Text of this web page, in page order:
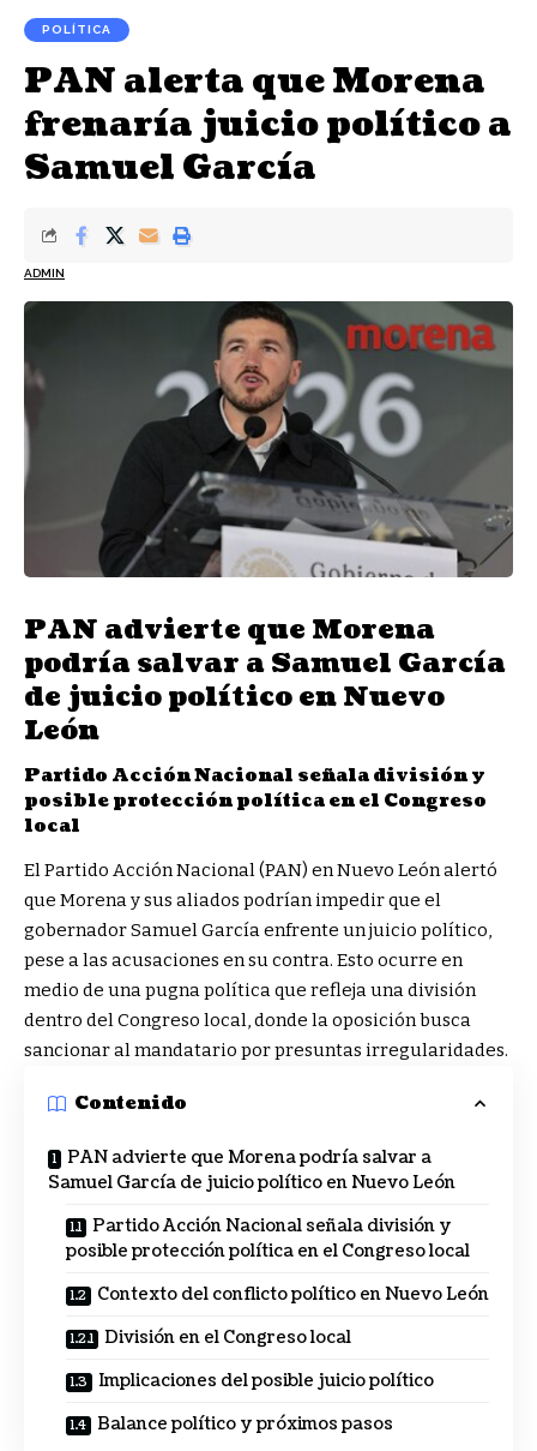
POLÍTICA
PAN alerta que Morena
frenaría juicio político a
Samuel García
ADMIN
PAN advierte que Morena
podría salvar a Samuel García
de juicio político en Nuevo
León
Partido Acción Nacional señala división y
posible protección política en el Congreso
local
El Partido Acción Nacional (PAN) en Nuevo León alertó
que Morena y sus aliados podrían impedir que el
gobernador Samuel García enfrente un juicio político,
pese a las acusaciones en su contra. Esto ocurre en
medio de una pugna política que refleja una división
dentro del Congreso local, donde la oposición busca
sancionar al mandatario por presuntas irregularidades.
Contenido
PAN advierte que Morena podría salvar a
Samuel García de juicio político en Nuevo León
Partido Acción Nacional señala división y
posible protección política en el Congreso local
Contexto del conflicto político en Nuevo León
División en el Congreso local
Implicaciones del posible juicio político
Balance político y próximos pasos